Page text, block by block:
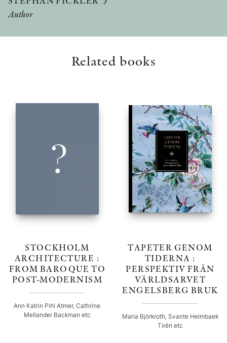
Author
Related books
STOCKHOLM
ARCHITECTURE :
FROM BAROQUE TO
POST-MODERNISM
Ann Katrin Pihl Atmer, Cathrine
Mellander Backman etc
TAPETER GENOM
TIDERNA :
PERSPEKTIV FRÅN
VÄRLDSARVET
ENGELSBERG BRUK
Maria Björkroth, Svante Helmbaek
Tirén etc